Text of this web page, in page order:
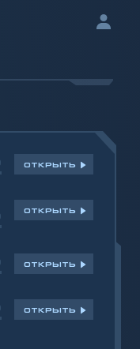
ОТКРЫТЬ
ОТКРЫТЬ
ОТКРЫТЬ
ОТКРЫТЬ